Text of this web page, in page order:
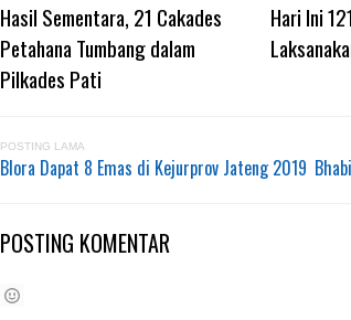
Hasil Sementara, 21 Cakades
Petahana Tumbang dalam
Pilkades Pati
Hari Ini
POSTING LAMA
Blora Dapat 8 Emas di Kejurprov Jateng 2019
POSTING KOMENTAR